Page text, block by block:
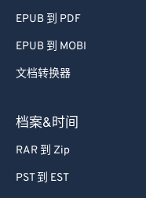
EPUB 到 PDF
EPUB 到 MOBI
文档转换器
档案&时间
RAR 到 Zip
PST 到 EST